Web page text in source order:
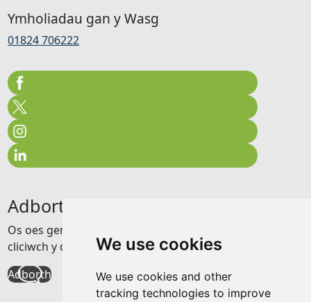
We use cookies
We use cookies and other
tracking technologies to improve
Ymholiadau gan y Wasg
01824 706222
Adborth
Os oes gennych unrhyw adborth am y wefan hon
cliciwch y ddolen isod
Adborth